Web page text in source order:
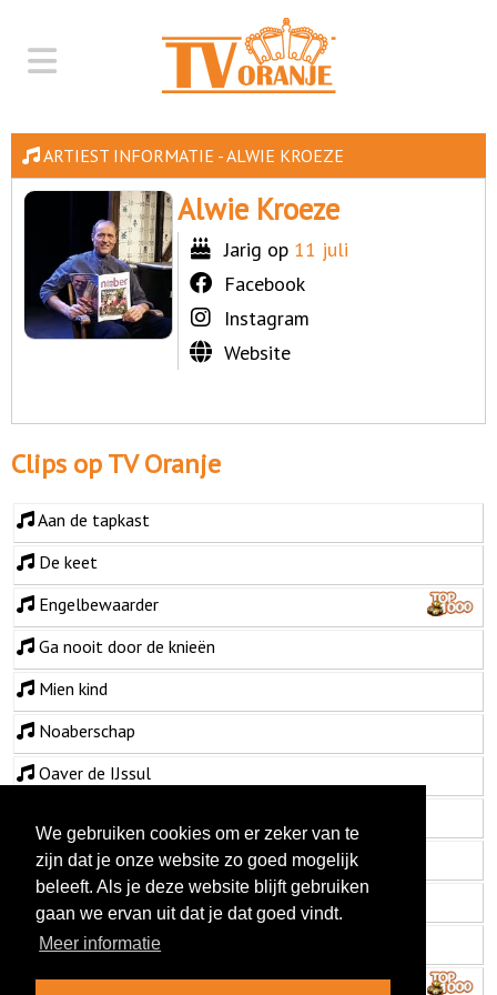
ARTIEST INFORMATIE - ALWIE KROEZE
Alwie Kroeze
Jarig op 11 juli
Facebook
Instagram
Website
Clips op TV Oranje
Aan de tapkast
De keet
Engelbewaarder
Ga nooit door de knieën
Mien kind
Noaberschap
Oaver de IJssul
Poasvuur
Schotse jodellied
Stap maor in mien grote Fendt
Thuus
We gebruiken cookies om er zeker van te
zijn dat je onze website zo goed mogelijk
beleeft. Als je deze website blijft gebruiken
gaan we ervan uit dat je dat goed vindt.
Meer informatie